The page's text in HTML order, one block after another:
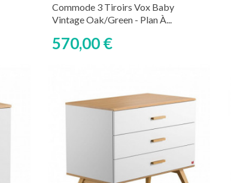
Commode 3 Tiroirs Vox Baby
Vintage Oak/Green - Plan À...
570,00 €